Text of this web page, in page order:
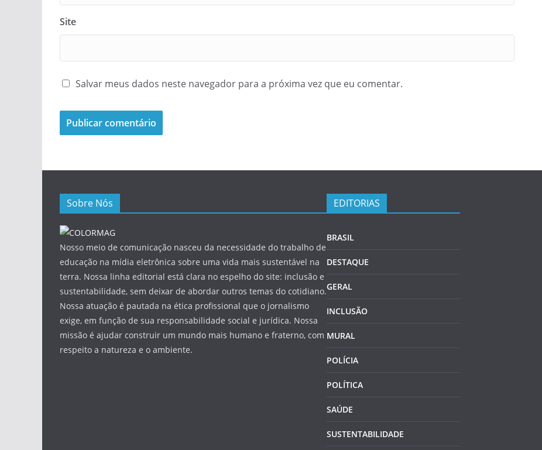
Site
Salvar meus dados neste navegador para a próxima vez que eu comentar.
Sobre Nós
Nosso meio de comunicação nasceu da necessidade do trabalho de
educação na mídia eletrônica sobre uma vida mais sustentável na
terra. Nossa linha editorial está clara no espelho do site: inclusão e
sustentabilidade, sem deixar de abordar outros temas do cotidiano.
Nossa atuação é pautada na ética profissional que o jornalismo
exige, em função de sua responsabilidade social e jurídica. Nossa
missão é ajudar construir um mundo mais humano e fraterno, com
respeito a natureza e o ambiente.
EDITORIAS
BRASIL
DESTAQUE
GERAL
INCLUSÃO
MURAL
POLÍCIA
POLÍTICA
SAÚDE
SUSTENTABILIDADE